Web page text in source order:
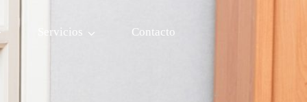
Servicios Contacto